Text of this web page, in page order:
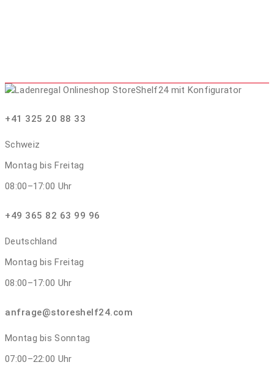
+41 325 20 88 33
Schweiz
Montag bis Freitag
08:00–17:00 Uhr
+49 365 82 63 99 96
Deutschland
Montag bis Freitag
08:00–17:00 Uhr
anfrage@storeshelf24.com
Montag bis Sonntag
07:00–22:00 Uhr